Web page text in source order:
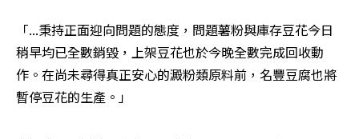
「...秉持正面迎向問題的態度，問題薯粉與庫存豆花今日
稍早均已全數銷毀，上架豆花也於今晚全數完成回收動
作。在尚未尋得真正安心的澱粉類原料前，名豐豆腐也將
暫停豆花的生產。」